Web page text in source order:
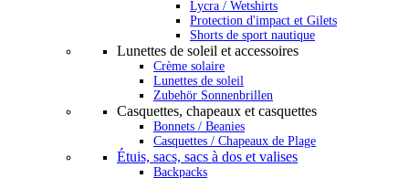
Lycra / Wetshirts
Protection d'impact et Gilets
Shorts de sport nautique
Lunettes de soleil et accessoires
Crème solaire
Lunettes de soleil
Zubehör Sonnenbrillen
Casquettes, chapeaux et casquettes
Bonnets / Beanies
Casquettes / Chapeaux de Plage
Étuis, sacs, sacs à dos et valises
Backpacks